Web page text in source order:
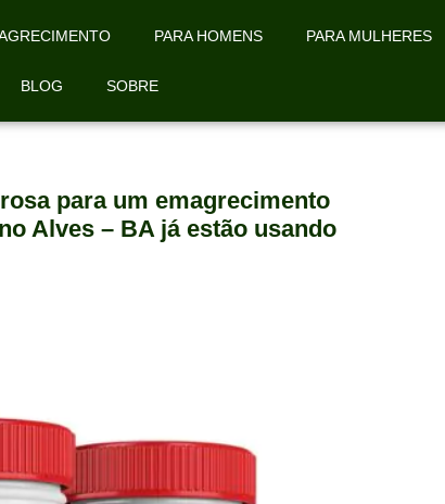
PARA HOMENS PARA MULHERES
BLOG SOBRE
para um emagrecimento
Alves – BA já estão usando